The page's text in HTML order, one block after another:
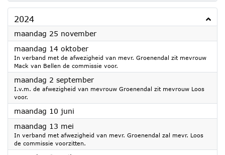
2024
maandag 25 november2024
maandag 14 oktober2024
In verband met de afwezigheid van mevr. Groenendal zit mevrouw
Mack van Bellen de commissie voor.
maandag 2 september2024
I.v.m. de afwezigheid van mevrouw Groenendal zit mevrouw Loos
voor.
maandag 10 juni
maandag 13 mei
In verband met afwezigheid van mevr. Groenendal zal mevr. Loos
de commissie voorzitten.